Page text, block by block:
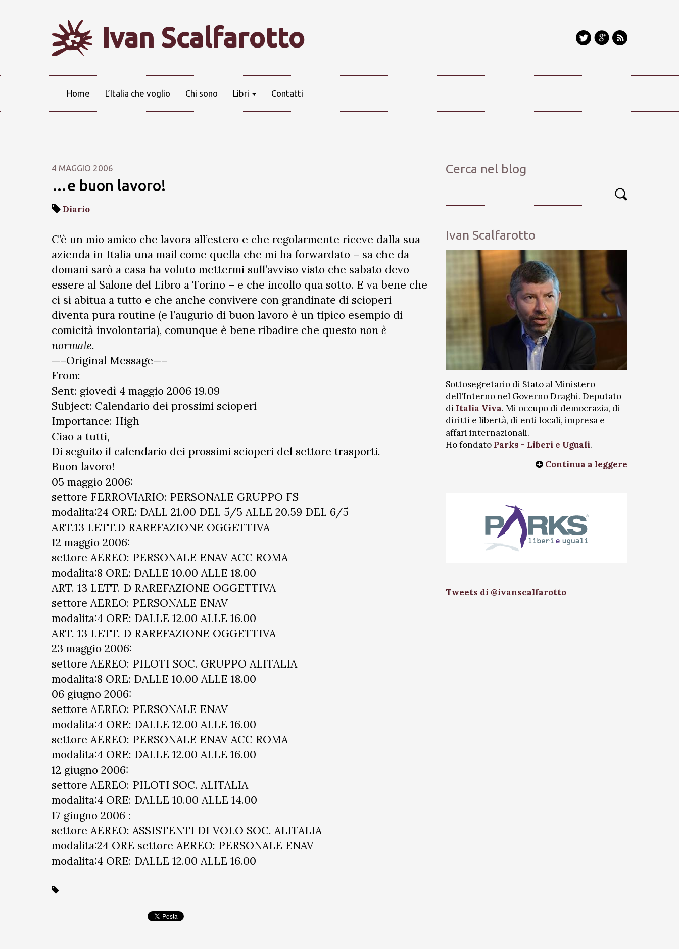
Ivan Scalfarotto
Home L’Italia che voglio Chi sono Libri Contatti
4 MAGGIO 2006
…e buon lavoro!
Diario
C’è un mio amico che lavora all’estero e che regolarmente riceve dalla sua
azienda in Italia una mail come quella che mi ha forwardato – sa che da
domani sarò a casa ha voluto mettermi sull’avviso visto che sabato devo
essere al Salone del Libro a Torino – e che incollo qua sotto. E va bene che
ci si abitua a tutto e che anche convivere con grandinate di scioperi
diventa pura routine (e l’augurio di buon lavoro è un tipico esempio di
comicità involontaria), comunque è bene ribadire che questo non è
normale.
—–Original Message—–
From:
Sent: giovedì 4 maggio 2006 19.09
Subject: Calendario dei prossimi scioperi
Importance: High
Ciao a tutti,
Di seguito il calendario dei prossimi scioperi del settore trasporti.
Buon lavoro!
05 maggio 2006:
settore FERROVIARIO: PERSONALE GRUPPO FS
modalita:24 ORE: DALL 21.00 DEL 5/5 ALLE 20.59 DEL 6/5
ART.13 LETT.D RAREFAZIONE OGGETTIVA
12 maggio 2006:
settore AEREO: PERSONALE ENAV ACC ROMA
modalita:8 ORE: DALLE 10.00 ALLE 18.00
ART. 13 LETT. D RAREFAZIONE OGGETTIVA
settore AEREO: PERSONALE ENAV
modalita:4 ORE: DALLE 12.00 ALLE 16.00
ART. 13 LETT. D RAREFAZIONE OGGETTIVA
23 maggio 2006:
settore AEREO: PILOTI SOC. GRUPPO ALITALIA
modalita:8 ORE: DALLE 10.00 ALLE 18.00
06 giugno 2006:
settore AEREO: PERSONALE ENAV
modalita:4 ORE: DALLE 12.00 ALLE 16.00
settore AEREO: PERSONALE ENAV ACC ROMA
modalita:4 ORE: DALLE 12.00 ALLE 16.00
12 giugno 2006:
settore AEREO: PILOTI SOC. ALITALIA
modalita:4 ORE: DALLE 10.00 ALLE 14.00
17 giugno 2006 :
settore AEREO: ASSISTENTI DI VOLO SOC. ALITALIA
modalita:24 ORE settore AEREO: PERSONALE ENAV
modalita:4 ORE: DALLE 12.00 ALLE 16.00
Cerca nel blog
Ivan Scalfarotto
Sottosegretario di Stato al Ministero
dell'Interno nel Governo Draghi. Deputato
di Italia Viva. Mi occupo di democrazia, di
diritti e libertà, di enti locali, impresa e
affari internazionali.
Ho fondato Parks - Liberi e Uguali.
Continua a leggere
Tweets di @ivanscalfarotto